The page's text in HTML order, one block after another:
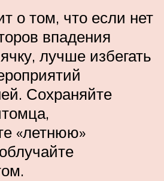
о том, что если нет
впадения
лучше избегать
Сохраняйте
«летнюю»